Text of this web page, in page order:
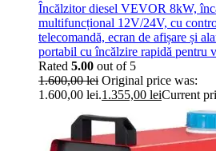
Încălzitor diesel VEVOR 8kW,
multifuncțional 12V/24V, cu
telecomandă, ecran de afișare și
portabil cu încălzire rapidă pentru
Rated 5.00 out of 5
1.600,00lei Original price was:
1.600,00 lei.1.355,00 leiCurrent